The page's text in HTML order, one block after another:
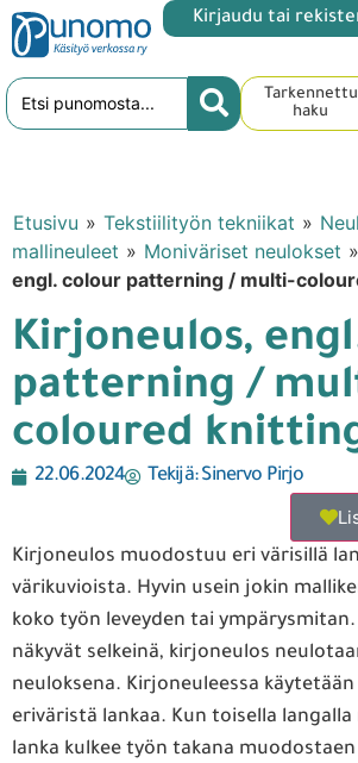
Kirjaudu tai
Tarkennettu
haku
Etusivu » Tekstiilityön tekniikat »
mallineuleet » Moniväriset neulokset »
engl. colour patterning / multi-
Kirjoneulos,
patterning /
coloured
22.06.2024 Tekijä:Sinervo Pirjo
Kirjoneulos muodostuu eri värisillä
värikuvioista. Hyvin usein jokin
koko työn leveyden tai
näkyvät selkeinä, kirjoneulos
neuloksena. Kirjoneuleessa
eriväristä lankaa. Kun toisella
lanka kulkee työn takana